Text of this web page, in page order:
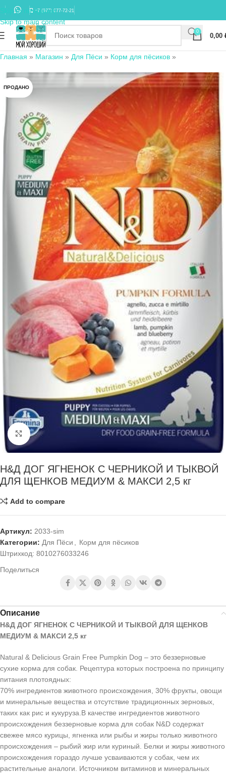
Skip to navigation
Skip to main content
+7 (977) 677-72-21
0
0,00
Главная » Магазин » Для Пёси » Корм для пёсиков »
ПРОДАНО
Нажмите, чтобы увеличить
Н&Д ДОГ ЯГНЕНОК С ЧЕРНИКОЙ И ТЫКВОЙ
ДЛЯ ЩЕНКОВ МЕДИУМ & МАКСИ 2,5 кг
Add to compare
Артикул: 2033-sim
Категории: Для Пёси
Корм для пёсиков
Штрихкод: 8010276033246
Поделиться
Описание
Н&Д ДОГ ЯГНЕНОК С ЧЕРНИКОЙ И ТЫКВОЙ ДЛЯ ЩЕНКОВ
МЕДИУМ & МАКСИ 2,5 кг
Natural & Delicious Grain Free Pumpkin Dog – это беззерновые
сухие корма для cобак. Рецептура которых построена по принципу
питания плотоядных:
70% ингредиентов животного происхождения, 30% фрукты, овощи
и минеральные вещества и отсутствие традиционных зерновых,
таких как рис и кукуруза.В качестве ингредиентов животного
происхождения беззерновые корма для собак N&D содержат
свежее мясо курицы, ягненка или рыбы и жиры только животного
происхождения – рыбий жир или куриный. Белки и жиры животного
происхождения гораздо лучше усваиваются у собак, чем их
растительные аналоги. Источником витаминов и минеральных